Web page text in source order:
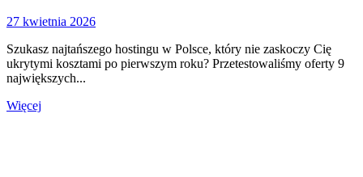
27 kwietnia 2026
Szukasz najtańszego hostingu w Polsce, który nie zaskoczy Cię
ukrytymi kosztami po pierwszym roku? Przetestowaliśmy oferty 9
największych...
Więcej